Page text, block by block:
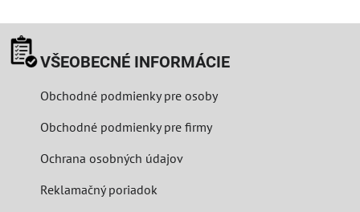
VŠEOBECNÉ INFORMÁCIE
Obchodné podmienky pre osoby
Obchodné podmienky pre firmy
Ochrana osobných údajov
Reklamačný poriadok